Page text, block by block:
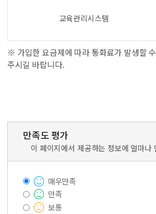
교육관리시스템
※ 가입한 요금제에 따라 통화료가 발생할
주시길 바랍니다.
만족도 평가
이 페이지에서 제공하는 정보에 얼마나
매우만족
만족
보통